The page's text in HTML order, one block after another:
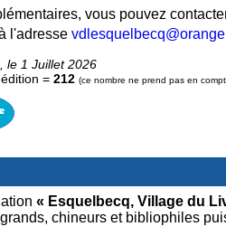
vous pouvez
l'adresse
le 1 Juillet 2026
= 212 (ce nombre ne prend pas en
« Esquelbecq, Village du
chineurs et bibliophiles